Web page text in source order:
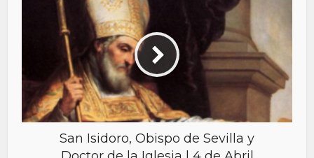
San Isidoro, Obispo de Sevilla y